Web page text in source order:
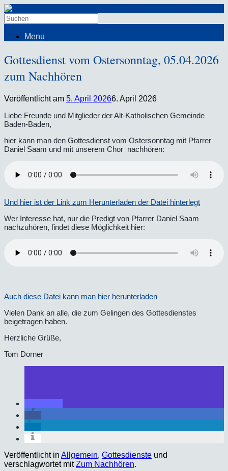
Menu
Gottesdienst vom Ostersonntag, 05.04.2026
zum Nachhören
Veröffentlicht am 5. April 20266. April 2026
Liebe Freunde und Mitglieder der Alt-Katholischen Gemeinde
Baden-Baden,
hier kann man den Gottesdienst vom Ostersonntag mit Pfarrer
Daniel Saam und mit unserem Chor nachhören:
Und hier ist der Link zum Herunterladen der Datei hinterlegt
Wer Interesse hat, nur die Predigt von Pfarrer Daniel Saam
nachzuhören, findet diese Möglichkeit hier:
Auch diese Datei kann man hier herunterladen
Vielen Dank an alle, die zum Gelingen des Gottesdienstes
beigetragen haben.
Herzliche Grüße,
Tom Dorner
Veröffentlicht in Allgemein, Gottesdienste und
verschlagwortet mitZum Nachhören.